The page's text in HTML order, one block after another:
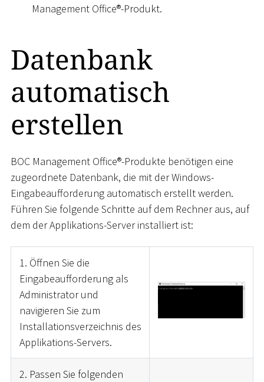
Management Office®-Produkt.
Datenbank
automatisch
erstellen
BOC Management Office®-Produkte benötigen eine
zugeordnete Datenbank, die mit der Windows-
Eingabeaufforderung automatisch erstellt werden.
Führen Sie folgende Schritte auf dem Rechner aus, auf
dem der Applikations-Server installiert ist:
1. Öffnen Sie die
Eingabeaufforderung als
Administrator und
navigieren Sie zum
Installationsverzeichnis des
Applikations-Servers.
2. Passen Sie folgenden